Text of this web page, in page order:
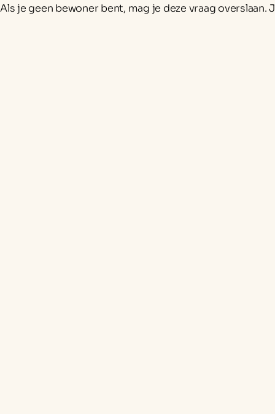
Als je geen bewoner bent, mag je deze vraag